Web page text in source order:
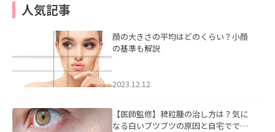
人気記事
顔の大きさの平均はどのくらい？小顔
の基準も解説
2023.12.12
【医師監修】稗粒腫の治し方は？気に
なる白いブツブツの原因と自宅ででき